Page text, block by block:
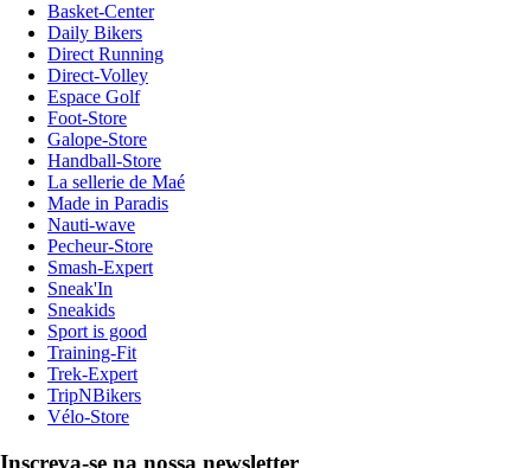
Basket-Center
Daily Bikers
Direct Running
Direct-Volley
Espace Golf
Foot-Store
Galope-Store
Handball-Store
La sellerie de Maé
Made in Paradis
Nauti-wave
Pecheur-Store
Smash-Expert
Sneak'In
Sneakids
Sport is good
Training-Fit
Trek-Expert
TripNBikers
Vélo-Store
Inscreva-se na nossa newsletter